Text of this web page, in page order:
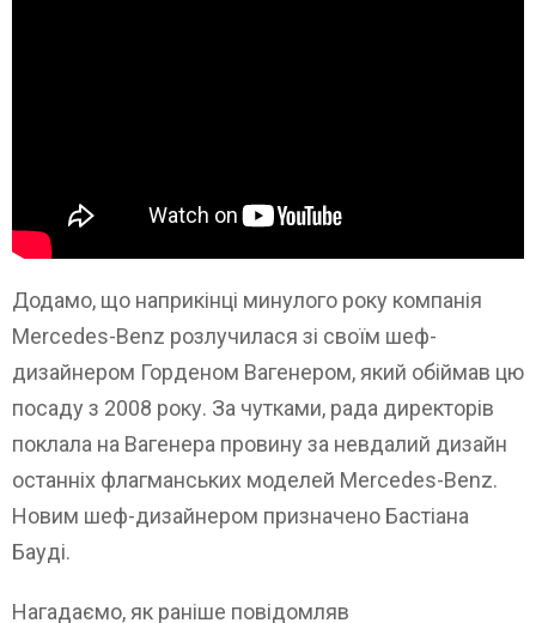
Додамо, що наприкінці минулого року компанія
Mercedes-Benz розлучилася зі своїм шеф-
дизайнером Горденом Вагенером, який обіймав цю
посаду з 2008 року. За чутками, рада директорів
поклала на Вагенера провину за невдалий дизайн
останніх флагманських моделей Mercedes-Benz.
Новим шеф-дизайнером призначено Бастіана
Бауді.
Нагадаємо, як раніше повідомляв